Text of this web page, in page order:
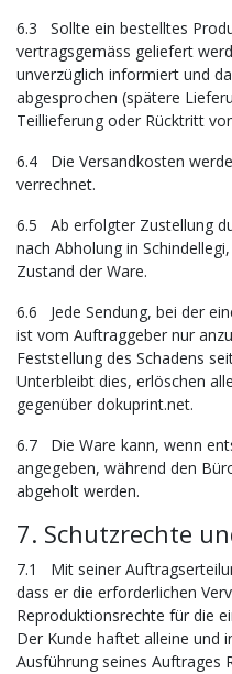
6.3 Sollte ein bestelltes
vertragsgemäss geliefert
unverzüglich informiert und
abgesprochen (spätere
Teillieferung oder Rücktritt
6.4 Die Versandkosten
verrechnet.
6.5 Ab erfolgter Zustellung
nach Abholung in
Zustand der Ware.
6.6 Jede Sendung, bei der
ist vom Auftraggeber nur
Feststellung des Schadens
Unterbleibt dies, erlöschen
gegenüber dokuprint.net.
6.7 Die Ware kann, wenn
angegeben, während den
abgeholt werden.
7. Schutzrechte
7.1 Mit seiner
dass er die erforderlichen
Reproduktionsrechte für die
Der Kunde haftet alleine und
Ausführung seines Auftrages